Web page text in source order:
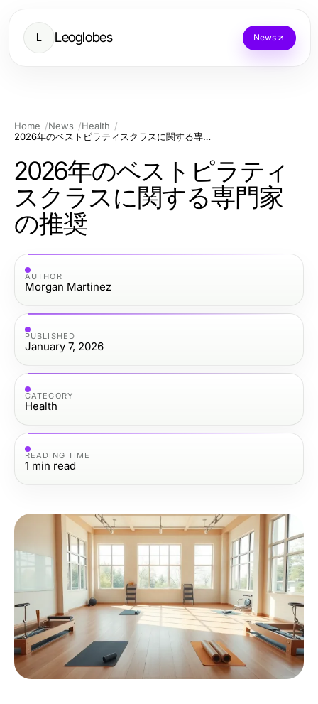
L Leoglobes News
Home News
Health
2026年のベストピラティスクラスに関する専門家の推奨
2026年のベストピラティ
スクラスに関する専門家
の推奨
AUTHOR
Morgan Martinez
PUBLISHED
January 7, 2026
CATEGORY
Health
READING TIME
1 min read